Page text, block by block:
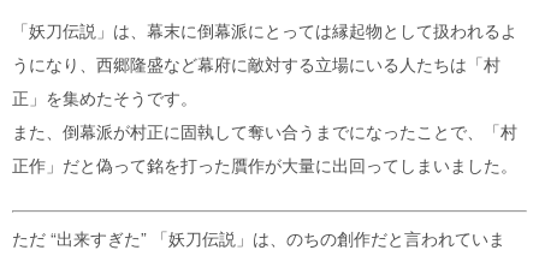
「妖刀伝説」は、幕末に倒幕派にとっては縁起物として扱われるよ
うになり、西郷隆盛など幕府に敵対する立場にいる人たちは「村
正」を集めたそうです。
また、倒幕派が村正に固執して奪い合うまでになったことで、「村
正作」だと偽って銘を打った贋作が大量に出回ってしまいました。
ただ “出来すぎた” 「妖刀伝説」は、のちの創作だと言われていま